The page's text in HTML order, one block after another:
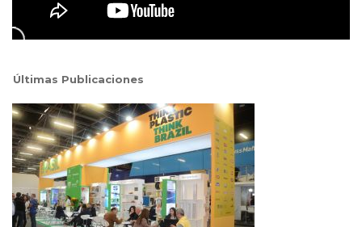
Últimas Publicaciones